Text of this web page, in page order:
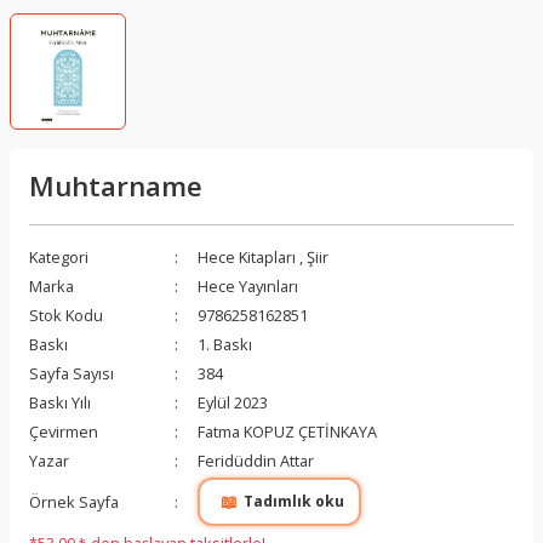
Muhtarname
Kategori Hece Kitapları ,Şiir
Marka
Hece Yayınları
Stok Kodu
9786258162851
Baskı
1. Baskı
Sayfa Sayısı
384
Baskı Yılı
Eylül 2023
Çevirmen
Fatma KOPUZ ÇETİNKAYA
Yazar
Feridüddin Attar
Örnek Sayfa
📖 Tadımlık oku